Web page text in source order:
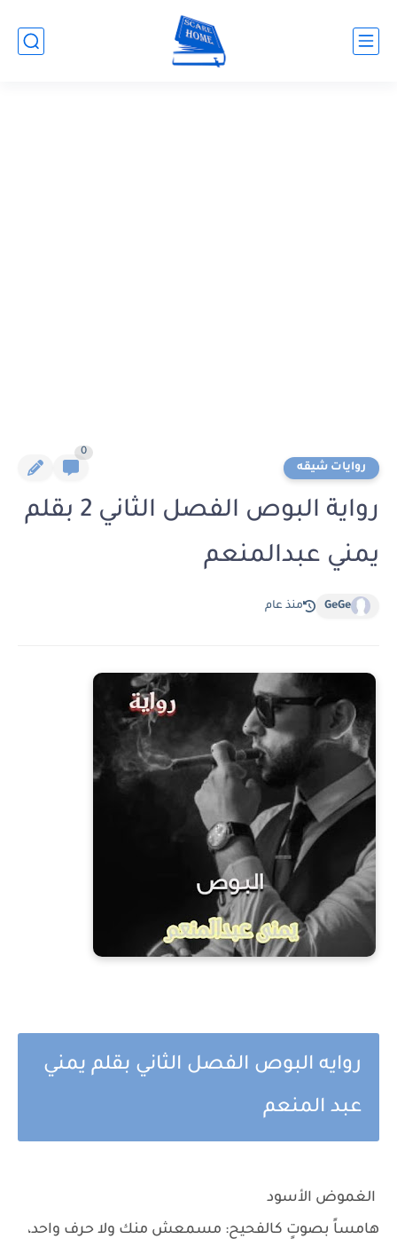
روايات شيقه
0
رواية البوص الفصل الثاني 2 بقلم
يمني عبدالمنعم
GeGe منذ عام
روايه البوص الفصل الثاني بقلم يمني
عبد المنعم
الغموض الأسود
هامساً بصوتٍ كالفحيح: مسمعش منك ولا حرف واحد،